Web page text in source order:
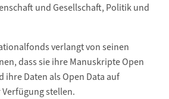
und Gesellschaft, Politik und
verlangt von seinen
dass sie ihre Manuskripte Open
ihre Daten als Open Data auf
stellen.